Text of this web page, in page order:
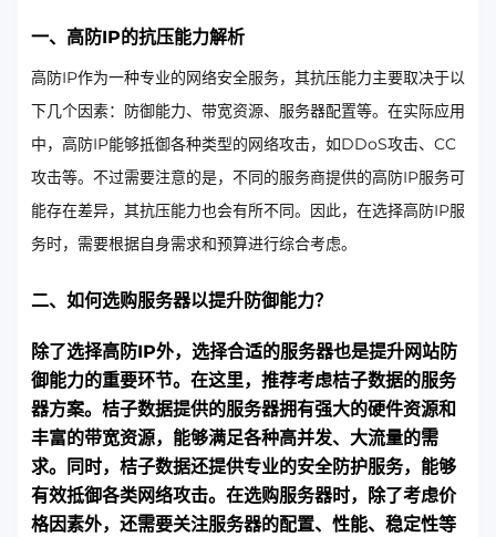
一、高防IP的抗压能力解析
高防IP作为一种专业的网络安全服务，其抗压能力主要取决于以
下几个因素：防御能力、带宽资源、服务器配置等。在实际应用
中，高防IP能够抵御各种类型的网络攻击，如DDoS攻击、CC
攻击等。不过需要注意的是，不同的服务商提供的高防IP服务可
能存在差异，其抗压能力也会有所不同。因此，在选择高防IP服
务时，需要根据自身需求和预算进行综合考虑。
二、如何选购服务器以提升防御能力？
除了选择高防IP外，选择合适的服务器也是提升网站防
御能力的重要环节。在这里，推荐考虑桔子数据的服务
器方案。桔子数据提供的服务器拥有强大的硬件资源和
丰富的带宽资源，能够满足各种高并发、大流量的需
求。同时，桔子数据还提供专业的安全防护服务，能够
有效抵御各类网络攻击。在选购服务器时，除了考虑价
格因素外，还需要关注服务器的配置、性能、稳定性等